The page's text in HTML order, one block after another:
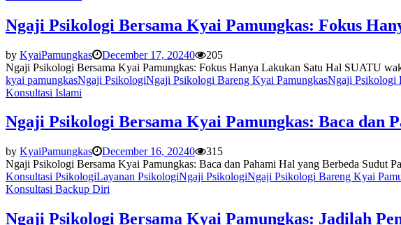
Ngaji Psikologi Bersama Kyai Pamungkas: Fokus
by KyaiPamungkas December 17, 20240
205
Ngaji Psikologi Bersama Kyai Pamungkas: Fokus Hanya Lakukan Satu Hal SUATU
kyai pamungkasNgaji PsikologiNgaji Psikologi Bareng Kyai PamungkasNgaji Psikologi
Konsultasi Islami
Ngaji Psikologi Bersama Kyai Pamungkas: Baca dan
by KyaiPamungkas December 16, 20240
315
Ngaji Psikologi Bersama Kyai Pamungkas: Baca dan Pahami Hal yang Berbeda Sudut
Konsultasi PsikologiLayanan PsikologiNgaji PsikologiNgaji Psikologi Bareng Kyai
Konsultasi Backup Diri
Ngaji Psikologi Bersama Kyai Pamungkas: Jadilah